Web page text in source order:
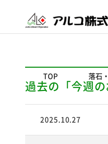
TOP 落石
過去の「今週
2025.10.27